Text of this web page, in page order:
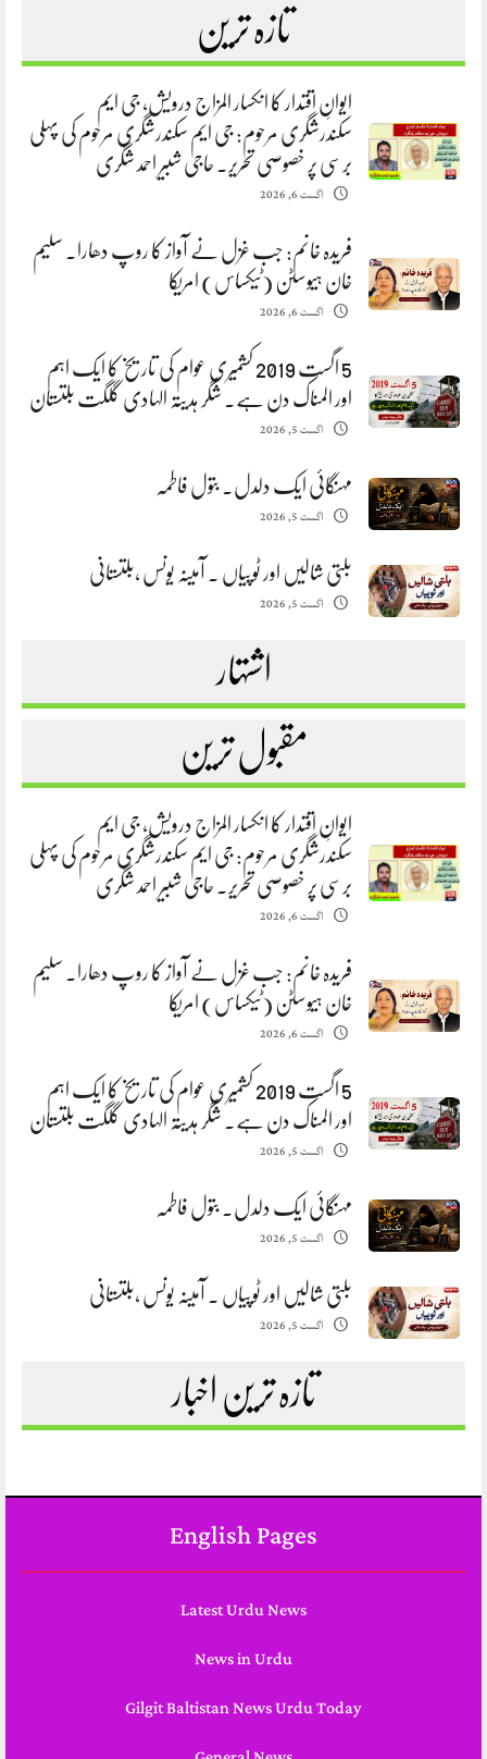
تازہ ترین
ایوانِ اقتدار کا انکسار المزاج درویش، جی ایم
سکندرشگری مرحوم: جی ایم سکندرشگری مرحوم کی پہلی
برسی پر خصوصی تحریر. حاجی شبیر احمد شگری
اگست 6, 2026
فریدہ خانم: جب غزل نے آواز کا روپ دھارا. سلیم
خان ہیوسٹن (ٹیکساس) امریکا
اگست 6, 2026
5 اگست 2019 کشمیری عوام کی تاریخ کا ایک اہم
اور المناک دن ہے. شگر ہدیتہ الہادی گلگت بلتستان
اگست 5, 2026
مہنگائی ایک دلدل. بتول فاطمہ
اگست 5, 2026
بلتی شالیں اور ٹوپیاں . آمینہ یونس ،بلتستانی
اگست 5, 2026
اشتہار
مقبول ترین
ایوانِ اقتدار کا انکسار المزاج درویش، جی ایم
سکندرشگری مرحوم: جی ایم سکندرشگری مرحوم کی پہلی
برسی پر خصوصی تحریر. حاجی شبیر احمد شگری
اگست 6, 2026
فریدہ خانم: جب غزل نے آواز کا روپ دھارا. سلیم
خان ہیوسٹن (ٹیکساس) امریکا
اگست 6, 2026
5 اگست 2019 کشمیری عوام کی تاریخ کا ایک اہم
اور المناک دن ہے. شگر ہدیتہ الہادی گلگت بلتستان
اگست 5, 2026
مہنگائی ایک دلدل. بتول فاطمہ
اگست 5, 2026
بلتی شالیں اور ٹوپیاں . آمینہ یونس ،بلتستانی
اگست 5, 2026
تازہ ترین اخبار
English Pages
Latest Urdu News
News in Urdu
Gilgit Baltistan News Urdu Today